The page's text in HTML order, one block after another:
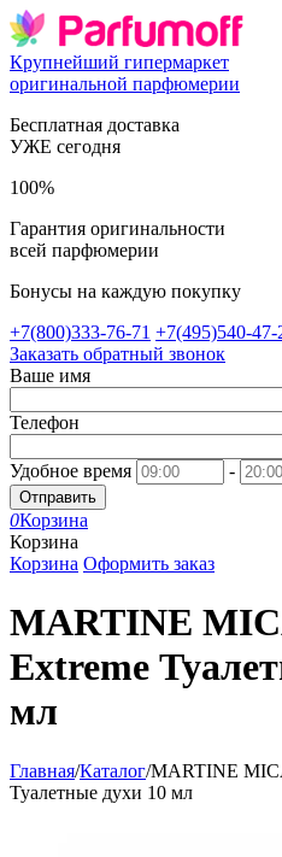
Крупнейший гипермаркет
оригинальной парфюмерии
Бесплатная доставка
УЖЕ сегодня
100%
Гарантия оригинальности
всей парфюмерии
Бонусы на каждую покупку
+7(800)333-76-71 +7(495)540-47-
Заказать обратный звонок
Ваше имя
Телефон
Удобное время -
Отправить
0Корзина
Корзина
Корзина Оформить заказ
MARTINE
Extreme
мл
Главная/Каталог/MARTINE
Туалетные духи 10 мл